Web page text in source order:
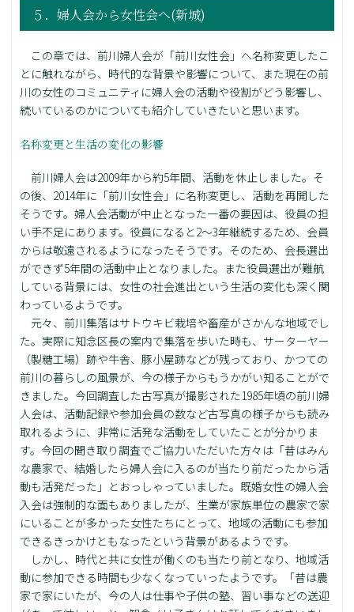
５．婦人会から女性会へ(新城)
この章では、前川婦人会が「前川女性会」へ名称変更したこ
とに触れながら、時代的な背景や影響について、また現在の前
川の女性のコミュニティに婦人会の活動や役割がどう影響し、
続いているのかについても紹介していきたいと思います。
名称変更と生活の変化の影響
前川婦人会は2009年から約5年間、活動を休止しました。そ
の後、2014年に「前川女性会」に名称変更し、活動を再開した
そうです。婦人会活動が中止となった一番の要因は、役員の担
い手不足にあります。役員になると2〜3年継続するため、会員
からは敬遠されるようになったそうです。そのため、会長選出
ができず5年間の活動中止となりました。また役員選出が難航
している背景には、女性の社会進出という生活の変化も深く関
わっているようです。
元々、前川集落はサトウキビ栽培や畜産がさかんな地域でし
た。実際に知念区長の案内で集落を歩いた時も、サーターヤー
（製糖工場）跡や牛舎、豚小屋跡などが残っており、かつての
前川の暮らしの風景が、今の様子からもうかがい知ることがで
きました。今回調査した古写真が撮影された1985年頃の前川婦
人会は、活動記録や参加会員の数など古写真の様子からも読み
取れるように、非常に活発な活動をしていたことが分かりま
す。今回の聞き取り調査でご協力いただいた方々は「昔はみん
な農家で、結婚したら婦人会に入るのが当たり前だったから活
動も活発だった」とおっしゃっていました。既婚女性の婦人会
入会は強制的な面もありましたが、生業が家族単位の農家で家
にいることが多かった女性たちにとって、地域の活動にも参加
できるきっかけともなったという背景があるようです。
しかし、時代と共に女性が働くのも当たり前となり、地域活
動に参加できる時間も少なくなっていったようです。「昔は農
家で家にいたが、今の人は仕事や子供の塾、習い事などの送迎